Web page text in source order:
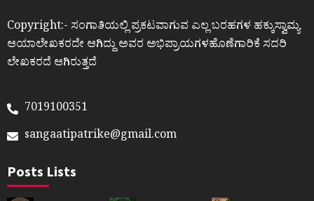
Copyright:- ಸಂಗಾತಿಯಲ್ಲಿ ಪ್ರಕಟವಾಗುವ ಎಲ್ಲ ಬರಹಗಳ ಹಕ್ಕುಸ್ವಾಮ್ಯ
ಆಯಾಲೇಖಕರದೇ ಆಗಿದ್ದು ಅವರ ಅಭಿಪ್ರಾಯಗಳಹೊಣೆಗಾರಿಕೆ ಸದರಿ
ಲೇಖಕರದೆ ಆಗಿರುತ್ತದೆ
7019100351
sangaatipatrike@gmail.com
Posts Lists